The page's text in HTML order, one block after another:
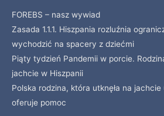
FOREBS – nasz wywiad
Zasada 1.1.1. Hiszpania rozluźnia
wychodzić na spacery z dziećmi
Piąty tydzień Pandemii w porcie.
jachcie w Hiszpanii
Polska rodzina, która utknęła na
oferuje pomoc